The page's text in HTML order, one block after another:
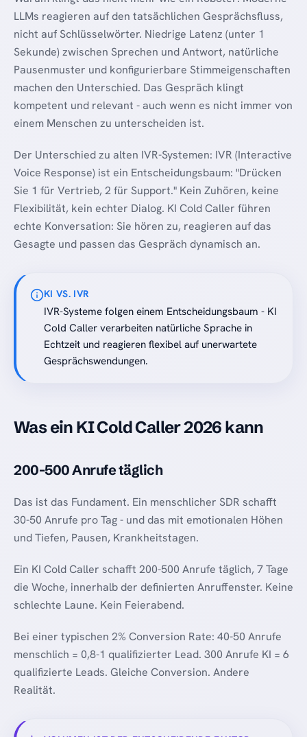
LLMs reagieren auf den tatsächlichen Gesprächsfluss,
nicht auf Schlüsselwörter. Niedrige Latenz (unter 1
Sekunde) zwischen Sprechen und Antwort, natürliche
Pausenmuster und konfigurierbare Stimmeigenschaften
machen den Unterschied. Das Gespräch klingt
kompetent und relevant - auch wenn es nicht immer von
einem Menschen zu unterscheiden ist.
Der Unterschied zu alten IVR-Systemen: IVR (Interactive
Voice Response) ist ein Entscheidungsbaum: "Drücken
Sie 1 für Vertrieb, 2 für Support." Kein Zuhören, keine
Flexibilität, kein echter Dialog. KI Cold Caller führen
echte Konversation: Sie hören zu, reagieren auf das
Gesagte und passen das Gespräch dynamisch an.
KI VS. IVR
IVR-Systeme folgen einem Entscheidungsbaum - KI
Cold Caller verarbeiten natürliche Sprache in
Echtzeit und reagieren flexibel auf unerwartete
Gesprächswendungen.
Was ein KI Cold Caller 2026 kann
200-500 Anrufe täglich
Das ist das Fundament. Ein menschlicher SDR schafft
30-50 Anrufe pro Tag - und das mit emotionalen Höhen
und Tiefen, Pausen, Krankheitstagen.
Ein KI Cold Caller schafft 200-500 Anrufe täglich, 7 Tage
die Woche, innerhalb der definierten Anruffenster. Keine
schlechte Laune. Kein Feierabend.
Bei einer typischen 2% Conversion Rate: 40-50 Anrufe
menschlich = 0,8-1 qualifizierter Lead. 300 Anrufe KI = 6
qualifizierte Leads. Gleiche Conversion. Andere
Realität.